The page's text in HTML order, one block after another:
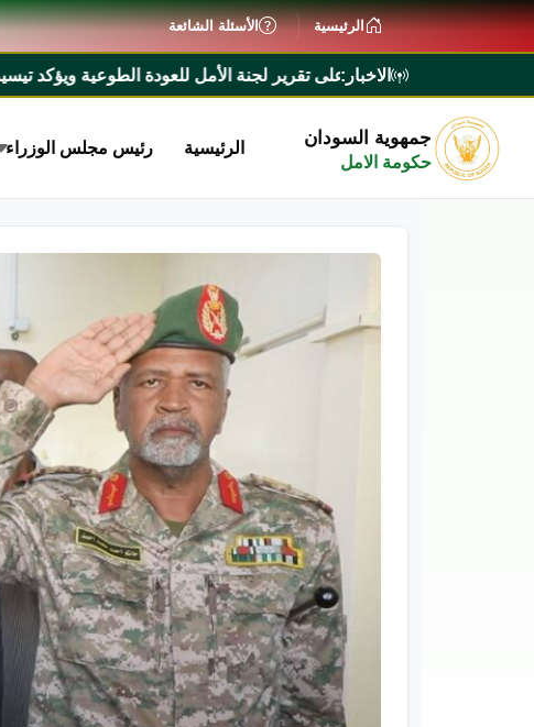
الرئيسية الأسئلة الشائعة
الاخبار:
يطلع على تقرير لجنة الأمل للعودة الطوعية ويؤكد تيسير إجراءات عودة
جمهوية السودان
حكومة الامل
الرئيسية رئيس مجلس الوزراء